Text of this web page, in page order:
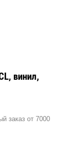
винил,
заказ от 7000